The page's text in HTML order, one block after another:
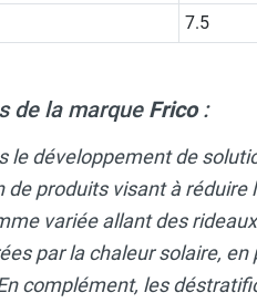
7.5
de la marque Frico:
le développement de
produits visant à réduire
variée allant des
par la chaleur solaire,
complément, les